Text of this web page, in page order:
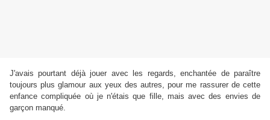
J'avais pourtant déjà jouer avec les regards, enchantée de paraître
toujours plus glamour aux yeux des autres, pour me rassurer de cette
enfance compliquée où je n'étais que fille, mais avec des envies de
garçon manqué.